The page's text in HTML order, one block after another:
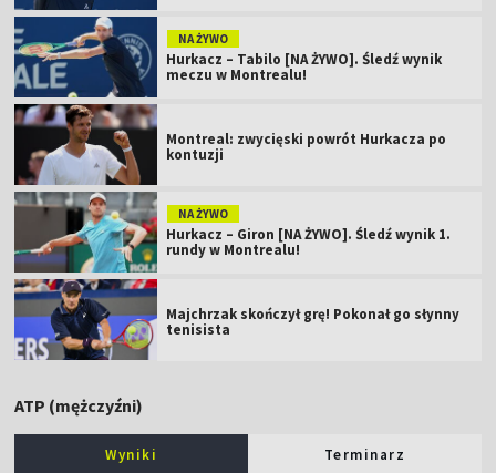
NA ŻYWO
Hurkacz – Tabilo [NA ŻYWO]. Śledź wynik
meczu w Montrealu!
Montreal: zwycięski powrót Hurkacza po
kontuzji
NA ŻYWO
Hurkacz – Giron [NA ŻYWO]. Śledź wynik 1.
rundy w Montrealu!
Majchrzak skończył grę! Pokonał go słynny
tenisista
ATP (mężczyźni)
Wyniki Terminarz